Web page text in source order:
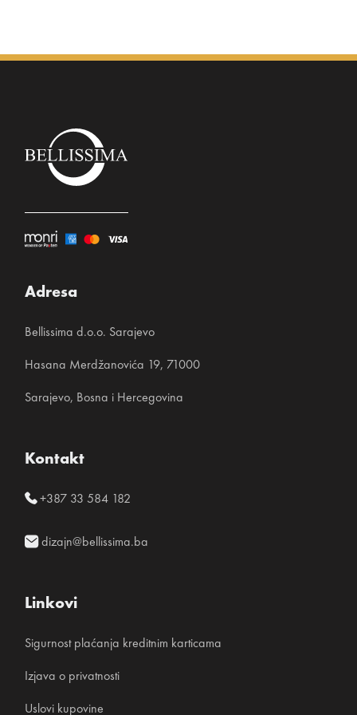
Adresa
Bellissima d.o.o. Sarajevo
Hasana Merdžanovića 19, 71000
Sarajevo, Bosna i Hercegovina
Kontakt
+387 33 584 182
dizajn@bellissima.ba
Linkovi
Sigurnost plaćanja kreditnim karticama
Izjava o privatnosti
Uslovi kupovine